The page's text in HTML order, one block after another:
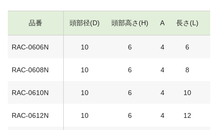
品番 頭部径(D) 頭部高さ(H) A 長さ(L)
RAC-0606N 10 6 4 6
RAC-0608N 10 6 4 8
RAC-0610N 10 6 4 10
RAC-0612N 10 6 4 12